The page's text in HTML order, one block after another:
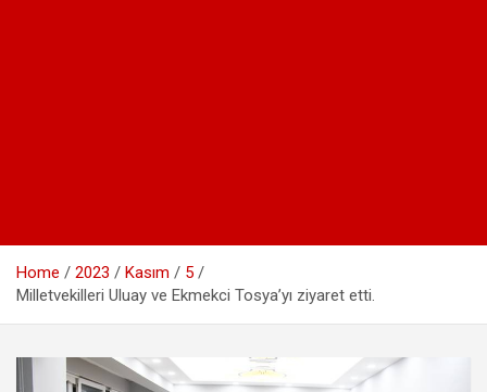
Home 2023 Kasım
5
Milletvekilleri Uluay ve Ekmekci Tosya’yı ziyaret etti.